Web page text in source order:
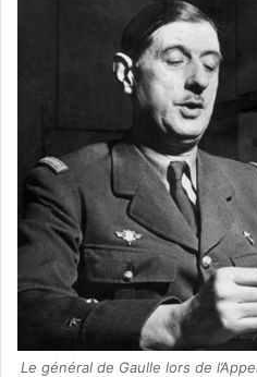
Le général de Gaulle lors de